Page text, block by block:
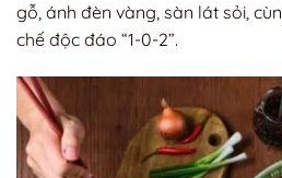
gỗ, ánh đèn vàng, sàn lát sỏi,
chế độc đáo “1-0-2”.